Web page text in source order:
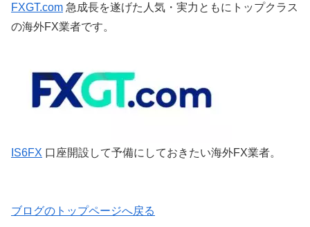
FXGT.com 急成長を遂げた人気・実力ともにトップクラス
の海外FX業者です。
IS6FX 口座開設して予備にしておきたい海外FX業者。
ブログのトップページへ戻る